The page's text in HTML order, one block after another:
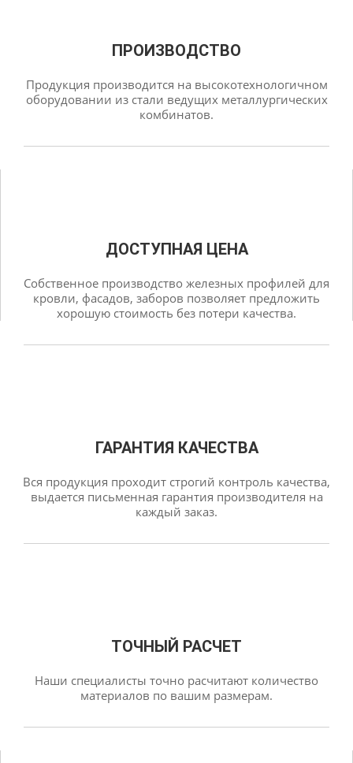
ПРОИЗВОДСТВО
Продукция производится на высокотехнологичном
оборудовании из стали ведущих металлургических
комбинатов.
ДОСТУПНАЯ ЦЕНА
Собственное производство железных профилей для
кровли, фасадов, заборов позволяет предложить
хорошую стоимость без потери качества.
ГАРАНТИЯ КАЧЕСТВА
Вся продукция проходит строгий контроль качества,
выдается письменная гарантия производителя на
каждый заказ.
ТОЧНЫЙ РАСЧЕТ
Наши специалисты точно расчитают количество
материалов по вашим размерам.